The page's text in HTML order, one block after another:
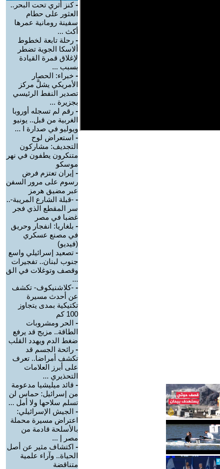
-كنز أثري تحت البحر..
العثور على حطام
سفينة رومانية عمرها
أكث ...
- رحلة تابعة لخطوط
ألاسكا الجوية تضطر
لإغلاق قمرة القيادة
بسبب ...
- خبراء: الحصار
الأمريكي يشلَّ مركز
تصدير النفط الرئيسي
بجزيرة ...
- رقم لم تسجله أوروبا
الغربية من قبل.. يونيو
ويوليو في صدارة ا ...
- استعراض لوح
التجديف: مشاركون
متنكرون يطفون في نهر
موسكو
- إيران تعتزم فرض
رسوم على مرور السفن
عبر مضيق هرمز
- -قبلة الشارع المريبة-..
سر المقطع الذي فجر
غضبا في مصر
- بلغاريا: انفجار وحريق
في مصنع عسكري
(فيديو)
- تصعيد إسرائيلي واسع
جنوب لبنان.. تفجيرات
وقصف وتوغلات في الق
...
- -كلاشنيكوف- تكشف
عن أحدث مسيرة
تكتيكية بمدى يتجاوز
100 كم
- الحر ومشروبات
الطاقة.. مزيج قد يرفع
ضغط الدم ويهدد القلب
- رائحة الجسم قد
تكشف أمراضا.. تعرف
على أبرز العلامات
التحذيري ...
- قائد ميليشيا مدعومة
من إسرائيل: حماس لن
تسلم سلاحها ولا أمل ...
- الجيش الإسرائيلي:
اعتراض مسيرة محملة
بالأسلحة قادمة من
مصر إ ...
- اكتشاف مثير عن أصل
الحياة.. وآراء علمية
متناقضة